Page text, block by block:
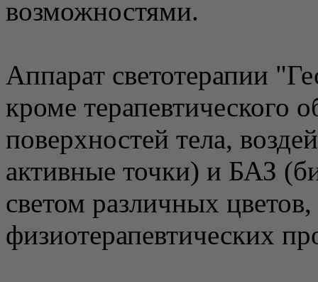
возможностями.
Аппарат светотерапии
кроме терапевтического
поверхностей тела,
активные точки) и БАЗ
светом различных
физиотерапевтических